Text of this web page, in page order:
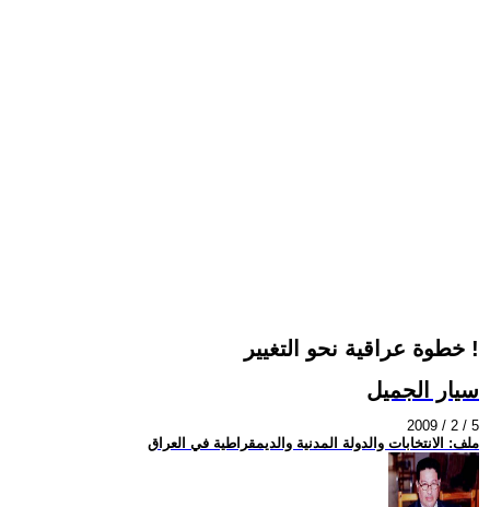
خطوة عراقية نحو التغيير !
سيار الجميل
2009 / 2 / 5
ملف: الانتخابات والدولة المدنية والديمقراطية في العراق